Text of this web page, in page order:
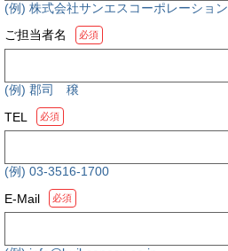
(例) 株式会社サンエスコーポレーション
ご担当者名
必須
(例) 郡司 穣
TEL
必須
(例) 03-3516-1700
E-Mail
必須